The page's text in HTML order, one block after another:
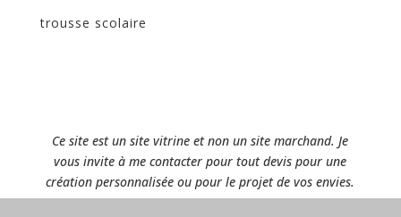
trousse scolaire
Ce site est un site vitrine et non un site marchand. Je
vous invite à me contacter pour tout devis pour une
création personnalisée ou pour le projet de vos envies.